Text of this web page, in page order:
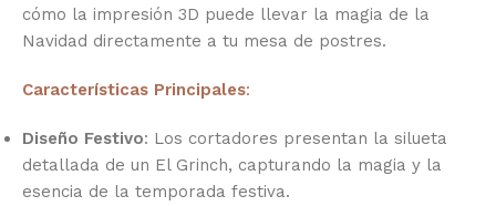
cómo la impresión 3D puede llevar la magia de la
Navidad directamente a tu mesa de postres.
Características Principales:
Diseño Festivo: Los cortadores presentan la silueta
detallada de un El Grinch, capturando la magia y la
esencia de la temporada festiva.